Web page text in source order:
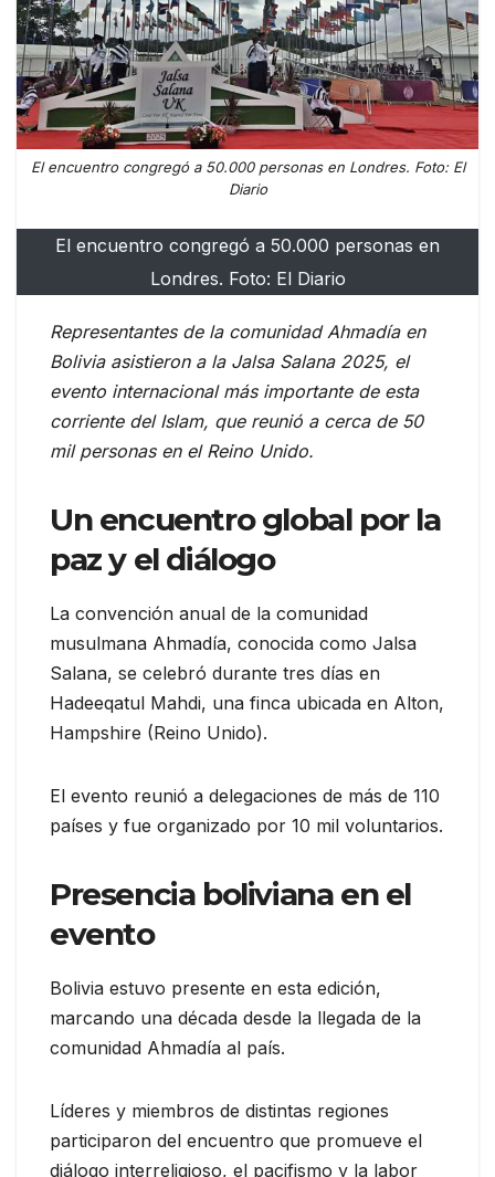
El encuentro congregó a 50.000 personas en Londres. Foto: El
Diario
El encuentro congregó a 50.000 personas en
Londres. Foto: El Diario
Representantes de la comunidad Ahmadía en
Bolivia asistieron a la Jalsa Salana 2025, el
evento internacional más importante de esta
corriente del Islam, que reunió a cerca de 50
mil personas en el Reino Unido.
Un encuentro global por la
paz y el diálogo
La convención anual de la comunidad
musulmana Ahmadía, conocida como Jalsa
Salana, se celebró durante tres días en
Hadeeqatul Mahdi, una finca ubicada en Alton,
Hampshire (Reino Unido).
El evento reunió a delegaciones de más de 110
países y fue organizado por 10 mil voluntarios.
Presencia boliviana en el
evento
Bolivia estuvo presente en esta edición,
marcando una década desde la llegada de la
comunidad Ahmadía al país.
Líderes y miembros de distintas regiones
participaron del encuentro que promueve el
diálogo interreligioso, el pacifismo y la labor